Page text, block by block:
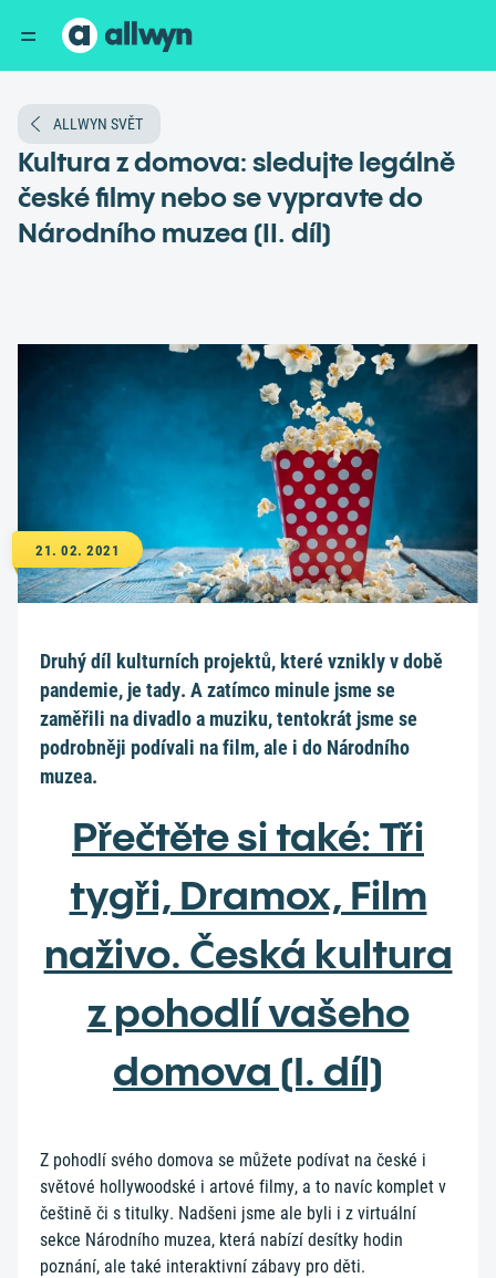
ALLWYN SVĚT
Kultura z domova: sledujte legálně
české filmy nebo se vypravte do
Národního muzea (II. díl)
21. 02. 2021
Druhý díl kulturních projektů, které vznikly v době
pandemie, je tady. A zatímco minule jsme se
zaměřili na divadlo a muziku, tentokrát jsme se
podrobněji podívali na film, ale i do Národního
muzea.
Přečtěte si také: Tři
tygři, Dramox, Film
naživo. Česká kultura
z pohodlí vašeho
domova (I. díl)
Z pohodlí svého domova se můžete podívat na české i
světové hollywoodské i artové filmy, a to navíc komplet v
češtině či s titulky. Nadšeni jsme ale byli i z virtuální
sekce Národního muzea, která nabízí desítky hodin
poznání, ale také interaktivní zábavy pro děti.